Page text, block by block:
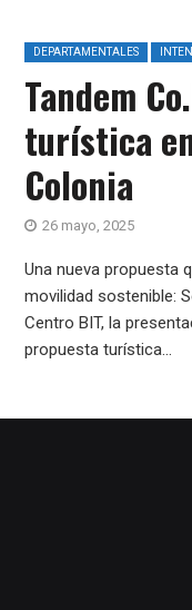
DEPARTAMENTALES
Tandem
turística
Colonia
26 mayo, 2025
Una nueva propuesta
movilidad sostenible:
Centro BIT, la
propuesta turística...